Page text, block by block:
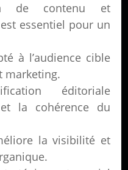
de contenu et
essentiel pour un
à l’audience cible
marketing.
éditoriale
et la cohérence du
la visibilité et